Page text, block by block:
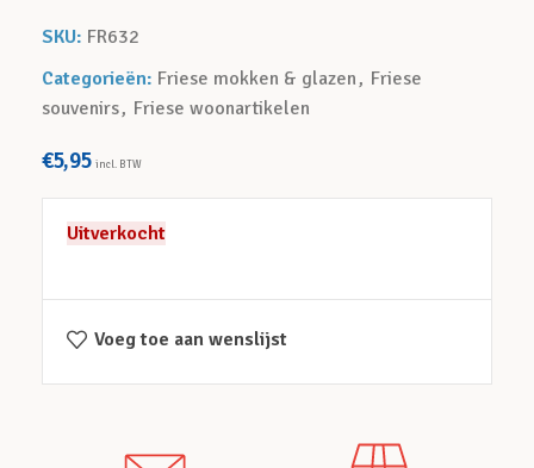
SKU: FR632
Categorieën: Friese mokken & glazen , Friese
souvenirs, Friese woonartikelen
€5,95 incl. BTW
Uitverkocht
Voeg toe aan wenslijst